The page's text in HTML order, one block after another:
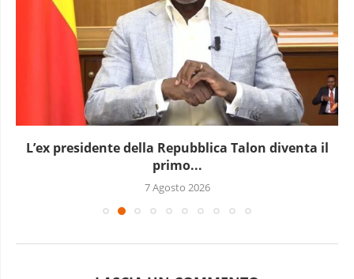
L’ex presidente della Repubblica Talon diventa il
primo...
7 Agosto 2026